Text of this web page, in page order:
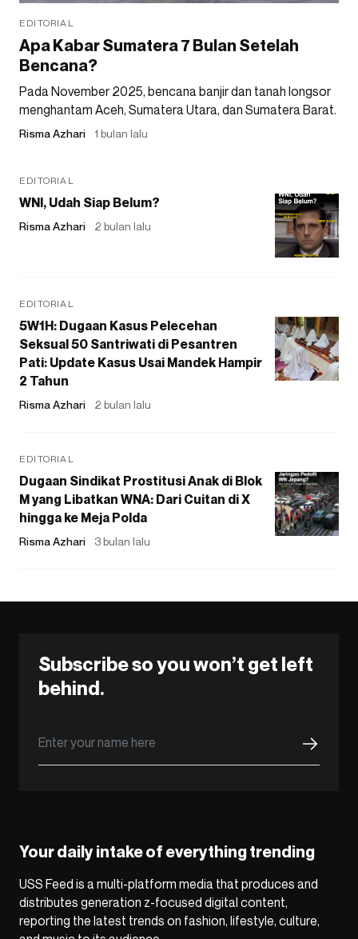
EDITORIAL
Apa Kabar Sumatera 7 Bulan Setelah
Bencana?
Pada November 2025, bencana banjir dan tanah longsor
menghantam Aceh, Sumatera Utara, dan Sumatera Barat.
Risma Azhari 1 bulan lalu
EDITORIAL
WNI, Udah Siap Belum?
Risma Azhari 2 bulan lalu
EDITORIAL
5W1H: Dugaan Kasus Pelecehan
Seksual 50 Santriwati di Pesantren
Pati: Update Kasus Usai Mandek Hampir
2 Tahun
Risma Azhari 2 bulan lalu
EDITORIAL
Dugaan Sindikat Prostitusi Anak di Blok
M yang Libatkan WNA: Dari Cuitan di X
hingga ke Meja Polda
Risma Azhari 3 bulan lalu
Subscribe so you won’t get left
behind.
Your daily intake of everything trending
USS Feed is a multi-platform media that produces and
distributes generation z-focused digital content,
reporting the latest trends on fashion, lifestyle, culture,